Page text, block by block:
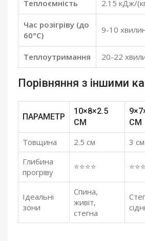
Теплоємність 2.15 кДж/
Час розігріву (до
60°C)
9-10
Теплоутримання 20-22
Порівняння з іншими
ПАРАМЕТР
10×8×2.5
СМ
СМ
Товщина 2.5 см 3 см
Глибина
прогріву
⭐️⭐️⭐️⭐️
Ідеальні
зони
Спина,
живіт,
стегна